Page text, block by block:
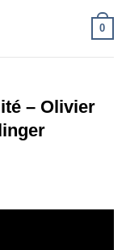
0
– Olivier